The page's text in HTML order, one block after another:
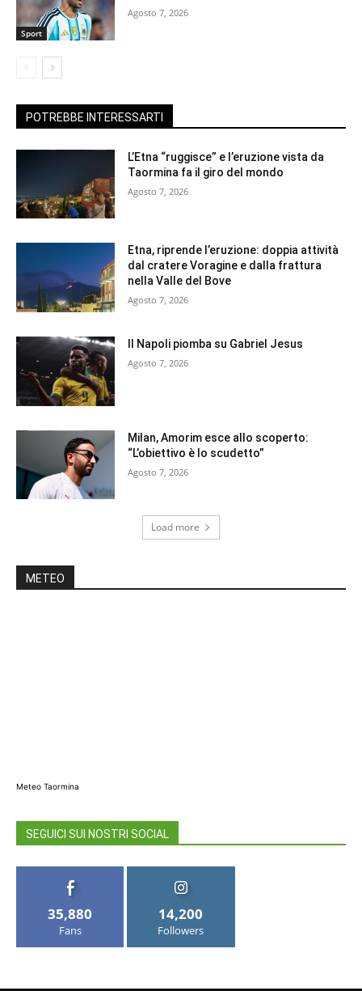
Sport
Agosto 7, 2026
POTREBBE INTERESSARTI
L’Etna “ruggisce” e l’eruzione vista da
Taormina fa il giro del mondo
Agosto 7, 2026
Etna, riprende l’eruzione: doppia attività
dal cratere Voragine e dalla frattura
nella Valle del Bove
Agosto 7, 2026
Il Napoli piomba su Gabriel Jesus
Agosto 7, 2026
Milan, Amorim esce allo scoperto:
“L’obiettivo è lo scudetto”
Agosto 7, 2026
Load more
METEO
Meteo Taormina
SEGUICI SUI NOSTRI SOCIAL
35,880
Fans
14,200
Followers